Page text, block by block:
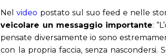
Nelvideo postato sul suo feed e nelle
veicolare un messaggio importante:
pensate diversamente io sono
con la propria faccia, senza